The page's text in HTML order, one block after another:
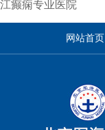
江癫痫专业医院
网站首页